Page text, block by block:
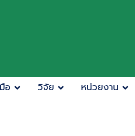
อ วิจัย หน่วยงาน